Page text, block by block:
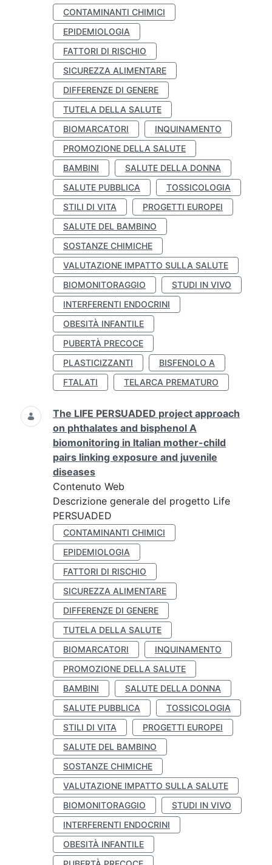
CONTAMINANTI CHIMICI
EPIDEMIOLOGIA
FATTORI DI RISCHIO
SICUREZZA ALIMENTARE
DIFFERENZE DI GENERE
TUTELA DELLA SALUTE
BIOMARCATORI
INQUINAMENTO
PROMOZIONE DELLA SALUTE
BAMBINI
SALUTE DELLA DONNA
SALUTE PUBBLICA
TOSSICOLOGIA
STILI DI VITA
PROGETTI EUROPEI
SALUTE DEL BAMBINO
SOSTANZE CHIMICHE
VALUTAZIONE IMPATTO SULLA SALUTE
BIOMONITORAGGIO
STUDI IN VIVO
INTERFERENTI ENDOCRINI
OBESITÀ INFANTILE
PUBERTÀ PRECOCE
PLASTICIZZANTI
BISFENOLO A
FTALATI
TELARCA PREMATURO
The LIFE PERSUADED project approach
on phthalates and bisphenol A
biomonitoring in Italian mother-child
pairs linking exposure and juvenile
diseases
Contenuto Web
Descrizione generale del progetto Life
PERSUADED
CONTAMINANTI CHIMICI
EPIDEMIOLOGIA
FATTORI DI RISCHIO
SICUREZZA ALIMENTARE
DIFFERENZE DI GENERE
TUTELA DELLA SALUTE
BIOMARCATORI
INQUINAMENTO
PROMOZIONE DELLA SALUTE
BAMBINI
SALUTE DELLA DONNA
SALUTE PUBBLICA
TOSSICOLOGIA
STILI DI VITA
PROGETTI EUROPEI
SALUTE DEL BAMBINO
SOSTANZE CHIMICHE
VALUTAZIONE IMPATTO SULLA SALUTE
BIOMONITORAGGIO
STUDI IN VIVO
INTERFERENTI ENDOCRINI
OBESITÀ INFANTILE